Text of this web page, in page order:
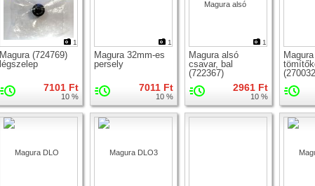
1
Magura (724769)
légszelep
7101 Ft
10 %
1
Magura 32mm-es
persely
7011 Ft
10 %
1
Magura alsó
csavar, bal
(722367)
2961 Ft
10 %